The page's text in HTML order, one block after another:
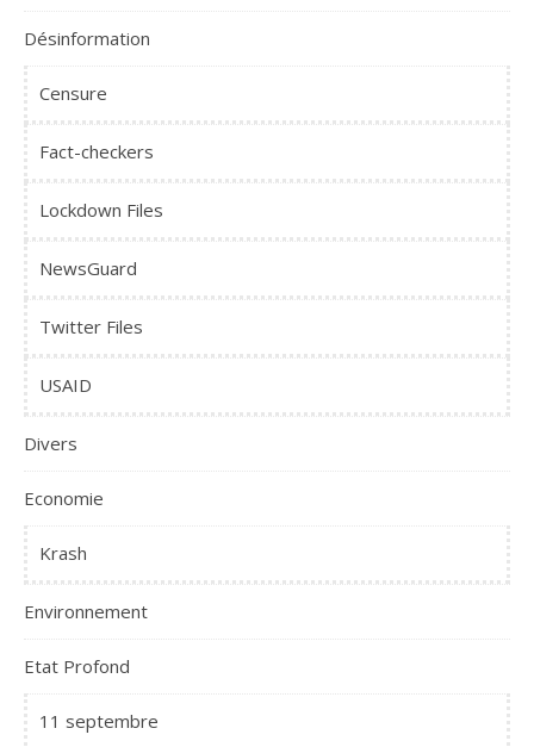
Désinformation
Censure
Fact-checkers
Lockdown Files
NewsGuard
Twitter Files
USAID
Divers
Economie
Krash
Environnement
Etat Profond
11 septembre